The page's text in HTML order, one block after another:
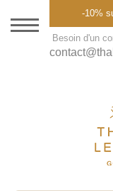
THALASSO
CURES ET
SOINS À LA
-10%
Besoin d'un